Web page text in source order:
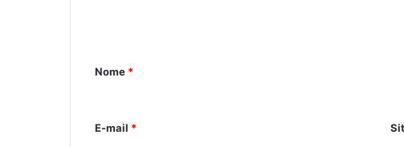
á
i
Nome *
E-mail *